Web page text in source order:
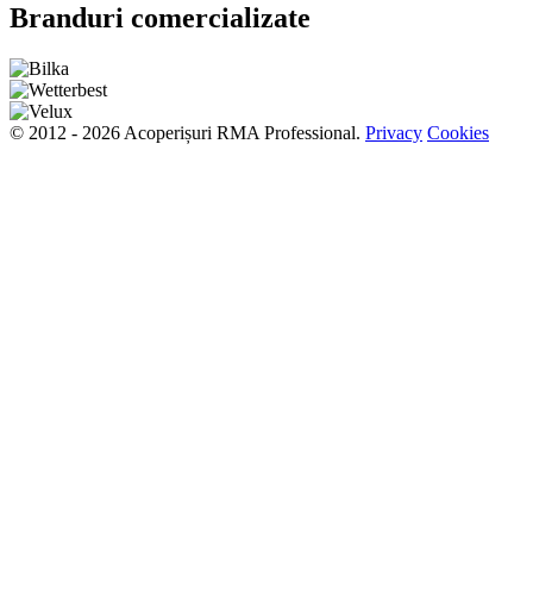
Branduri comercializate
© 2012 - 2026 Acoperișuri RMA Professional. Privacy Cookies